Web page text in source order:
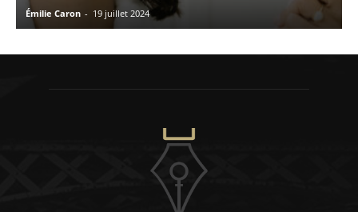
Émilie Caron - 19 juillet 2024